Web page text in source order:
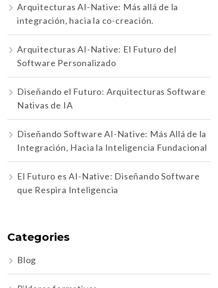
Arquitecturas AI-Native: Más allá de la
integración, hacia la co-creación.
Arquitecturas AI-Native: El Futuro del
Software Personalizado
Diseñando el Futuro: Arquitecturas Software
Nativas de IA
Diseñando Software AI-Native: Más Allá de la
Integración, Hacia la Inteligencia Fundacional
El Futuro es AI-Native: Diseñando Software
que Respira Inteligencia
Categories
Blog